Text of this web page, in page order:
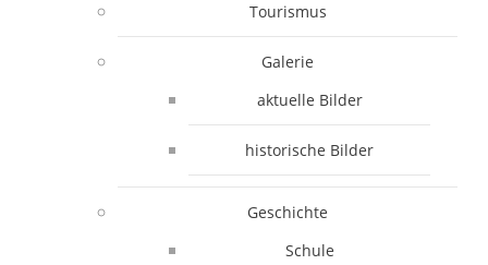
Tourismus
Galerie
aktuelle Bilder
historische Bilder
Geschichte
Schule